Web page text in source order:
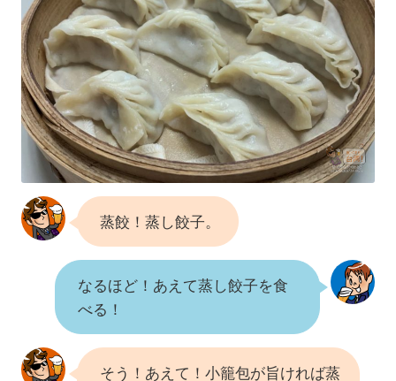
蒸餃！蒸し餃子。
なるほど！あえて蒸し餃子を食
べる！
そう！あえて！小籠包が旨ければ蒸